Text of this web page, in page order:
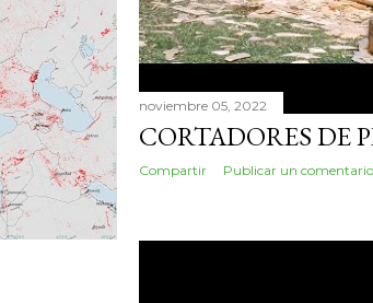
noviembre 05, 2022
CORTADORES DE
Compartir Publicar un comentario